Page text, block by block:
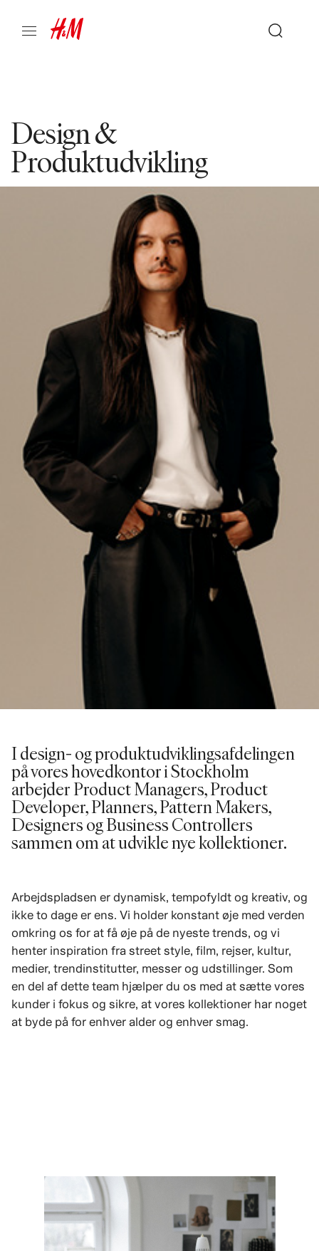
Design &
Produktudvikling
I design- og produktudviklingsafdelingen
på vores hovedkontor i Stockholm
arbejder Product Managers, Product
Developer, Planners, Pattern Makers,
Designers og Business Controllers
sammen om at udvikle nye kollektioner.
Arbejdspladsen er dynamisk, tempofyldt og kreativ, og
ikke to dage er ens. Vi holder konstant øje med verden
omkring os for at få øje på de nyeste trends, og vi
henter inspiration fra street style, film, rejser, kultur,
medier, trendinstitutter, messer og udstillinger. Som
en del af dette team hjælper du os med at sætte vores
kunder i fokus og sikre, at vores kollektioner har noget
at byde på for enhver alder og enhver smag.